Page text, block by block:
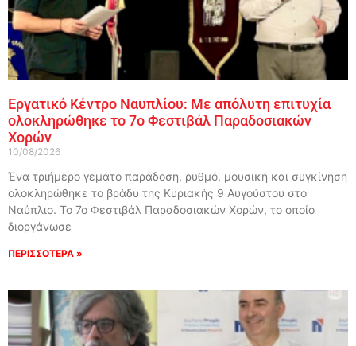
Εργατικό Κέντρο Ναυπλίου: Με απόλυτη επιτυχία
ολοκληρώθηκε το 7ο Φεστιβάλ Παραδοσιακών
Χορών
10/08/2026
Ένα τριήμερο γεμάτο παράδοση, ρυθμό, μουσική και συγκίνηση
ολοκληρώθηκε το βράδυ της Κυριακής 9 Αυγούστου στο
Ναύπλιο. Το 7ο Φεστιβάλ Παραδοσιακών Χορών, το οποίο
διοργάνωσε
ΠΕΡΙΣΣΟΤΕΡΑ »